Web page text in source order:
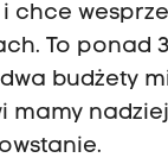
chce
To ponad
budżety
mamy